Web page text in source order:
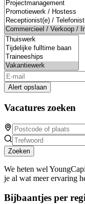
Alert opslaan
Vacatures zoeken
Zoeken
We heten wel
je al wat meer ervaring
Bijbaantjes per